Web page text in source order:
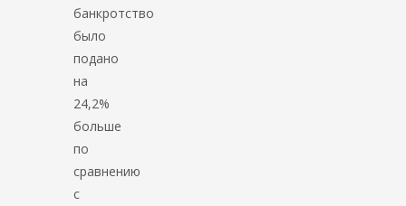
банкротство
было
подано
на
24,2%
больше
по
сравнению
с